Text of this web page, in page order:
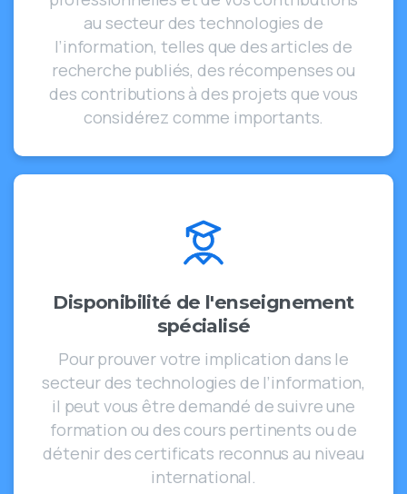
au secteur des technologies de
l’information, telles que des articles de
recherche publiés, des récompenses ou
des contributions à des projets que vous
considérez comme importants.
Disponibilité de l'enseignement
spécialisé
Pour prouver votre implication dans le
secteur des technologies de l’information,
il peut vous être demandé de suivre une
formation ou des cours pertinents ou de
détenir des certificats reconnus au niveau
international.